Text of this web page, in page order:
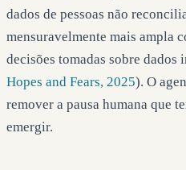
dados de pessoas não
mensuravelmente mais ampla
decisões tomadas sobre dados
Hopes and Fears, 2025). O
remover a pausa humana que
emergir.